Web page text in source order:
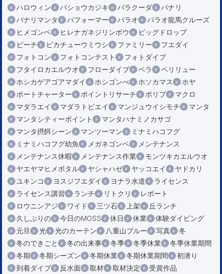
ハロウィン
バショウカジキ バラクーダ
パナリ
パナリマンタ
パフォーマー パラオ
パラオ龍馬クルーズ
ヒメゴンベ
ヒレナガネジリンボウ
ビッグドロップ
ビーチ
ピカチューウミウシ ファミリー
フエダイ
フォトコン
フォトコンテスト
フォトダイブ
フタイロカエルウオ
フローダイブ ベラ
ペリリュー
ホシカゲアゴアマダイ
ホシゴンべ ホソカマス
ホヤ
ボートチャーター
ポイントリサーチ ポリプ
マクロ
マダラエイ
マダラトビエイ マンジュウイシモチ
マンタ
マンタシティーポイント
マンタハナミノカサゴ
マンタ摂餌シーン
マンツーマン
ミナミハコフグ
ミナミハコフグ幼魚
メガネゴンベ
メンテナンス
メンテナンス休暇
メンテナンス作業
モンツキカエルウオ
ヤエヤマヒメボタル
ヤシャハゼ ヤッコエイ
ヤドカリ
ユキンコ
ヨスジフエダイ ヨナラ水道
ライセンス
ライセンス講習
ランチ リトクリ
レポート
ロウニンアジ
ワイド 三ツ石 上架
丘ランチ
久しぶりの
今日のMOSS 休日 休業
体験ダイビング
元旦
光 光のカーテン 八重山ブルー 写真
冬
冬のできごと
冬の出来事 冬季 冬季休業
冬季休業期間
冬期
冬期シーズン 冬期休業 冬期休業期間
初潜り
到着ダイブ
反水面 取材 取材決定
受賞作品